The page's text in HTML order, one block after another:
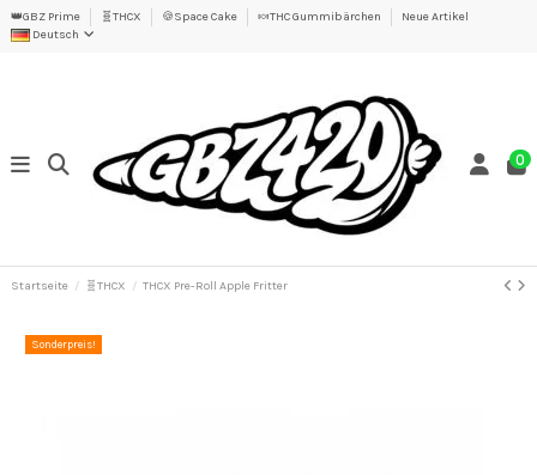
👑GBZ Prime 🧬THCX 🍪Space Cake 🍬THC Gummibärchen
Neue Artikel
Deutsch
0
Startseite 🧬THCX THCX Pre-Roll Apple Fritter
Sonderpreis!